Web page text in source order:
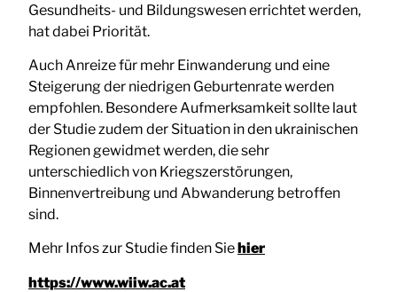
Gesundheits- und Bildungswesen errichtet werden,
hat dabei Priorität.
Auch Anreize für mehr Einwanderung und eine
Steigerung der niedrigen Geburtenrate werden
empfohlen. Besondere Aufmerksamkeit sollte laut
der Studie zudem der Situation in den ukrainischen
Regionen gewidmet werden, die sehr
unterschiedlich von Kriegszerstörungen,
Binnenvertreibung und Abwanderung betroffen
sind.
Mehr Infos zur Studie finden Sie hier
https://www.wiiw.ac.at